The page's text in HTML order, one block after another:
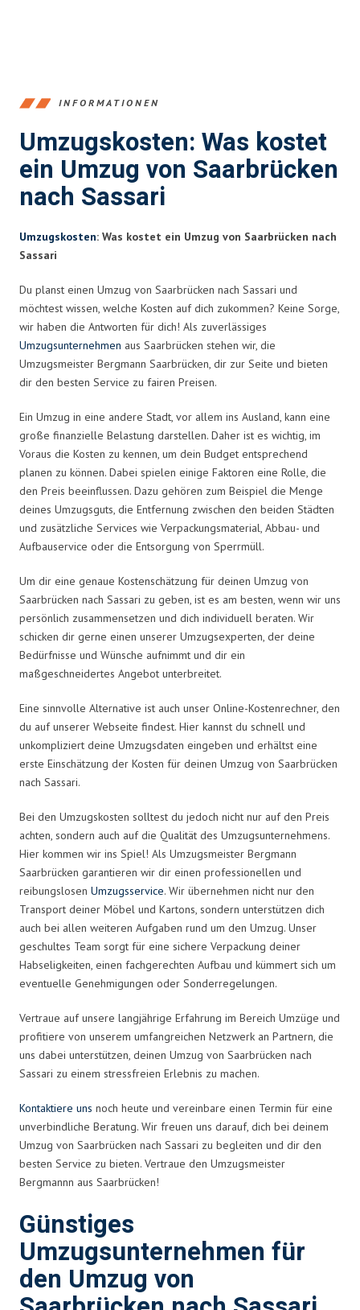
INFORMATIONEN
Umzugskosten: Was kostet
ein Umzug von Saarbrücken
nach Sassari
Umzugskosten: Was kostet ein Umzug von Saarbrücken nach
Sassari
Du planst einen Umzug von Saarbrücken nach Sassari und
möchtest wissen, welche Kosten auf dich zukommen? Keine Sorge,
wir haben die Antworten für dich! Als zuverlässiges
Umzugsunternehmen aus Saarbrücken stehen wir, die
Umzugsmeister Bergmann Saarbrücken, dir zur Seite und bieten
dir den besten Service zu fairen Preisen.
Ein Umzug in eine andere Stadt, vor allem ins Ausland, kann eine
große finanzielle Belastung darstellen. Daher ist es wichtig, im
Voraus die Kosten zu kennen, um dein Budget entsprechend
planen zu können. Dabei spielen einige Faktoren eine Rolle, die
den Preis beeinflussen. Dazu gehören zum Beispiel die Menge
deines Umzugsguts, die Entfernung zwischen den beiden Städten
und zusätzliche Services wie Verpackungsmaterial, Abbau- und
Aufbauservice oder die Entsorgung von Sperrmüll.
Um dir eine genaue Kostenschätzung für deinen Umzug von
Saarbrücken nach Sassari zu geben, ist es am besten, wenn wir uns
persönlich zusammensetzen und dich individuell beraten. Wir
schicken dir gerne einen unserer Umzugsexperten, der deine
Bedürfnisse und Wünsche aufnimmt und dir ein
maßgeschneidertes Angebot unterbreitet.
Eine sinnvolle Alternative ist auch unser Online-Kostenrechner, den
du auf unserer Webseite findest. Hier kannst du schnell und
unkompliziert deine Umzugsdaten eingeben und erhältst eine
erste Einschätzung der Kosten für deinen Umzug von Saarbrücken
nach Sassari.
Bei den Umzugskosten solltest du jedoch nicht nur auf den Preis
achten, sondern auch auf die Qualität des Umzugsunternehmens.
Hier kommen wir ins Spiel! Als Umzugsmeister Bergmann
Saarbrücken garantieren wir dir einen professionellen und
reibungslosen Umzugsservice. Wir übernehmen nicht nur den
Transport deiner Möbel und Kartons, sondern unterstützen dich
auch bei allen weiteren Aufgaben rund um den Umzug. Unser
geschultes Team sorgt für eine sichere Verpackung deiner
Habseligkeiten, einen fachgerechten Aufbau und kümmert sich um
eventuelle Genehmigungen oder Sonderregelungen.
Vertraue auf unsere langjährige Erfahrung im Bereich Umzüge und
profitiere von unserem umfangreichen Netzwerk an Partnern, die
uns dabei unterstützen, deinen Umzug von Saarbrücken nach
Sassari zu einem stressfreien Erlebnis zu machen.
Kontaktiere uns noch heute und vereinbare einen Termin für eine
unverbindliche Beratung. Wir freuen uns darauf, dich bei deinem
Umzug von Saarbrücken nach Sassari zu begleiten und dir den
besten Service zu bieten. Vertraue den Umzugsmeister
Bergmannn aus Saarbrücken!
Günstiges
Umzugsunternehmen für
den Umzug von